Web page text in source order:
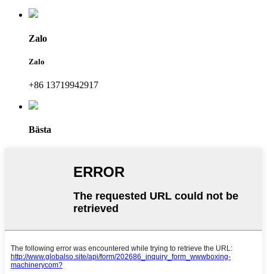
Zalo
Zalo
+86 13719942917
Bästa